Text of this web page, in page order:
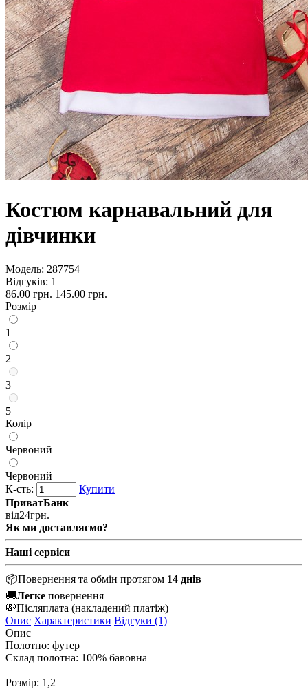
Костюм карнавальний для
дівчинки
Модель: 287754
Відгуків: 1
86.00 грн. 145.00 грн.
Розмір
1
2
3
5
Колір
Червоний
Червоний
К-сть:
Купити
ПриватБанк
від24грн.
Як ми доставляємо?
Наші сервіси
📦Повернення та обмін протягом 14 днів
🚚Легке повернення
💸Післяплата (накладений платіж)
Опис Характеристики Відгуки (1)
Опис
Полотно: футер
Склад полотна: 100% бавовна
Розмір: 1,2